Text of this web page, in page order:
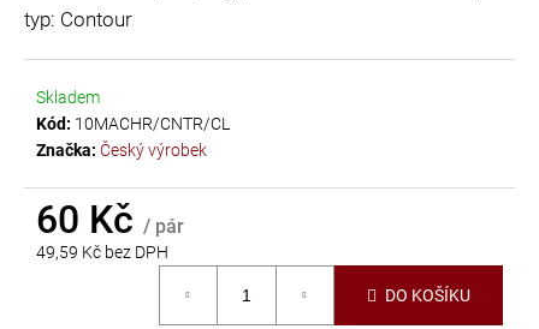
typ: Contour
Skladem
Kód: 10MACHR/CNTR/CL
Značka: Český výrobek
60 Kč / pár
49,59 Kč bez DPH
DO KOŠÍKU
D
o
p
u